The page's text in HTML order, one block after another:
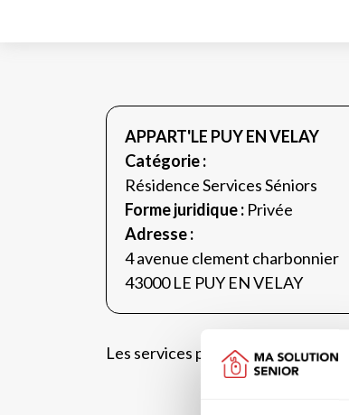
APPART'LE PUY EN VELAY
Catégorie :
Résidence Services Séniors
Forme juridique : Privée
Adresse :
4 avenue clement charbonnier
43000 LE PUY EN VELAY
Les services proposés par la